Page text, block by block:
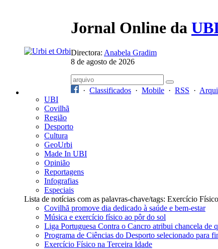
Jornal Online da
Directora: Anabela Gradim
8 de agosto de 2026
· Classificados · Mobile · RSS ·
UBI
Covilhã
Região
Desporto
Cultura
GeoUrbi
Made In UBI
Opinião
Reportagens
Infografias
Especiais
Lista de notícias com as palavras-chave/tags: Exercício Físico
Covilhã promove dia dedicado à saúde e bem-estar
Música e exercício físico ao pôr do sol
Liga Portuguesa Contra o Cancro atribui chancela
Programa de Ciências do Desporto selecionado para
Exercício Físico na Terceira Idade